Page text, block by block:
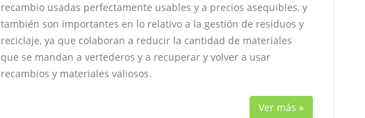
recambio usadas perfectamente usables y a precios asequibles, y
también son importantes en lo relativo a la gestión de residuos y
reciclaje, ya que colaboran a reducir la cantidad de materiales
que se mandan a vertederos y a recuperar y volver a usar
recambios y materiales valiosos.
Ver más »